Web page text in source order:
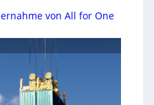
von All for One